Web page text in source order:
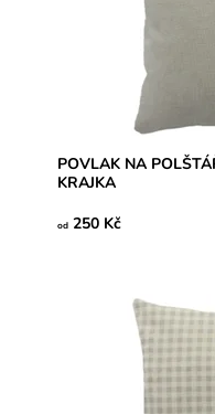
POVLAK NA
KRAJKA
od 250 Kč